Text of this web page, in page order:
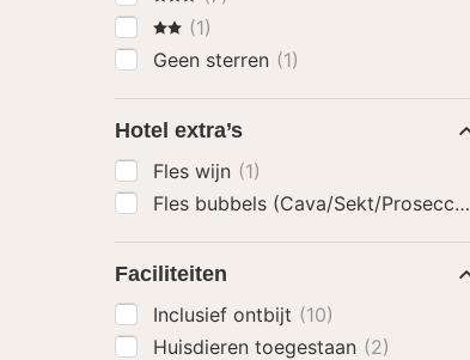
2 Sterren
(1)
Geen sterren (1)
Hotel extra’s
Fles wijn (1)
Fles bubbels (Cava/Sekt/Prosecco)
Faciliteiten
Inclusief ontbijt (10)
Huisdieren toegestaan (2)